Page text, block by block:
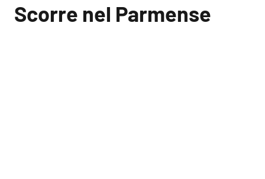
Scorre nel Parmense